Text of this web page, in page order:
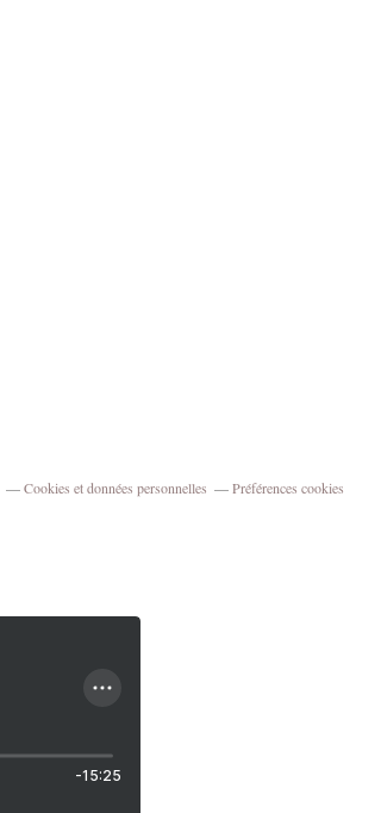
Cookies et données personnelles Préférences cookies
-15:25